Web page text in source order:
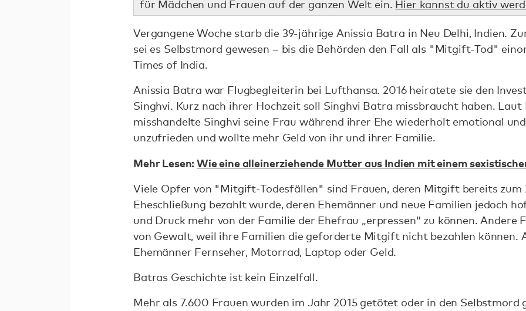
für Mädchen und Frauen auf der ganzen Welt ein. Hier kannst du aktiv
Vergangene Woche starb die 39-jährige Anissia Batra in Neu Delhi, Indien.
sei es Selbstmord gewesen – bis die Behörden den Fall als "Mitgift-Tod"
Times of India.
Anissia Batra war Flugbegleiterin bei Lufthansa. 2016 heiratete sie den
Singhvi. Kurz nach ihrer Hochzeit soll Singhvi Batra missbraucht haben.
misshandelte Singhvi seine Frau während ihrer Ehe wiederholt emotional
unzufrieden und wollte mehr Geld von ihr und ihrer Familie.
Mehr Lesen:Wie eine alleinerziehende Mutter aus Indien mit einem
Viele Opfer von "Mitgift-Todesfällen" sind Frauen, deren Mitgift bereits
Eheschließung bezahlt wurde, deren Ehemänner und neue Familien jedoch
und Druck mehr von der Familie der Ehefrau „erpressen“ zu können. Andere
von Gewalt, weil ihre Familien die geforderte Mitgift nicht bezahlen können.
Ehemänner Fernseher, Motorrad, Laptop oder Geld.
Batras Geschichte ist kein Einzelfall.
Mehr als 7.600 Frauen wurden im Jahr 2015 getötet oder in den Selbstmord